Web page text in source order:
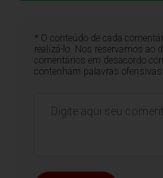
* O conteúdo de cada
realizá-lo. Nos reservamos ao
comentários em desacordo
contenham palavras ofensivas.